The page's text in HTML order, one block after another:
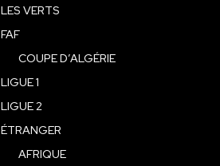
LES VERTS
FAF
COUPE D’ALGÉRIE
LIGUE 1
LIGUE 2
ÉTRANGER
AFRIQUE